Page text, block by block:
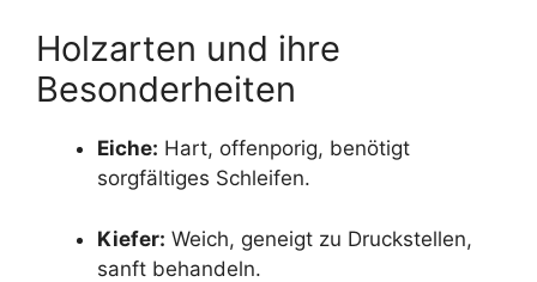
Holzarten und ihre
Besonderheiten
Eiche: Hart, offenporig, benötigt
sorgfältiges Schleifen.
Kiefer: Weich, geneigt zu Druckstellen,
sanft behandeln.